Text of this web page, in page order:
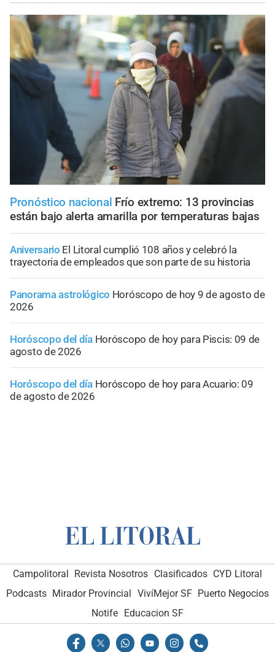
Pronóstico nacional Frío extremo: 13 provincias
están bajo alerta amarilla por temperaturas bajas
Aniversario El Litoral cumplió 108 años y celebró la
trayectoria de empleados que son parte de su historia
Panorama astrológico Horóscopo de hoy 9 de agosto de
2026
Horóscopo del día Horóscopo de hoy para Piscis: 09 de
agosto de 2026
Horóscopo del día Horóscopo de hoy para Acuario: 09
de agosto de 2026
Campolitoral Revista Nosotros Clasificados CYD Litoral
Podcasts Mirador Provincial VivíMejor SF Puerto Negocios
Notife
Educacion SF